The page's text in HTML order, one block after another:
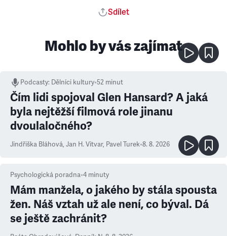
Sdílet
Mohlo by vás zajímat
Podcasty: Dělníci kultury•52 minut
Čím lidi spojoval Glen Hansard? A jaká
byla nejtěžší filmová role jinanu
dvoulaločného?
Jindřiška Bláhová, Jan H. Vitvar, Pavel Turek•8. 8. 2026
Psychologická poradna•4 minuty
Mám manžela, o jakého by stála spousta
žen. Náš vztah už ale není, co býval. Dá
se ještě zachránit?